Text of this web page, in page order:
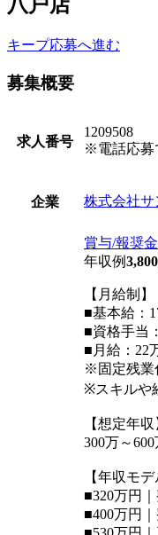
キープ応募へ進む
募集概要
求人番号
1209508
※電話応募
企業 株式会社サ
賞与/報奨
年収例
【月給制】
■基本給：
■資格手当
■月給：22
※固定残業
※スキルや
【想定年収
300万～600
【年収モデ
■320万円｜
■400万円｜